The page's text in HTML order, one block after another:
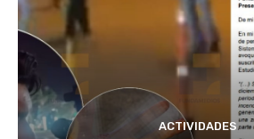
ACTIVIDADES